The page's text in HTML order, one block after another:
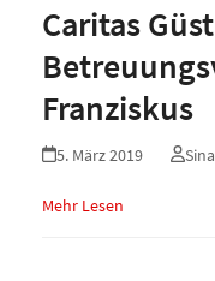
Caritas
Franziskus
5. März 2019
Mehr Lesen